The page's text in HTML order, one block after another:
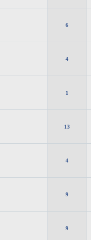
6
4
1
13
4
9
9